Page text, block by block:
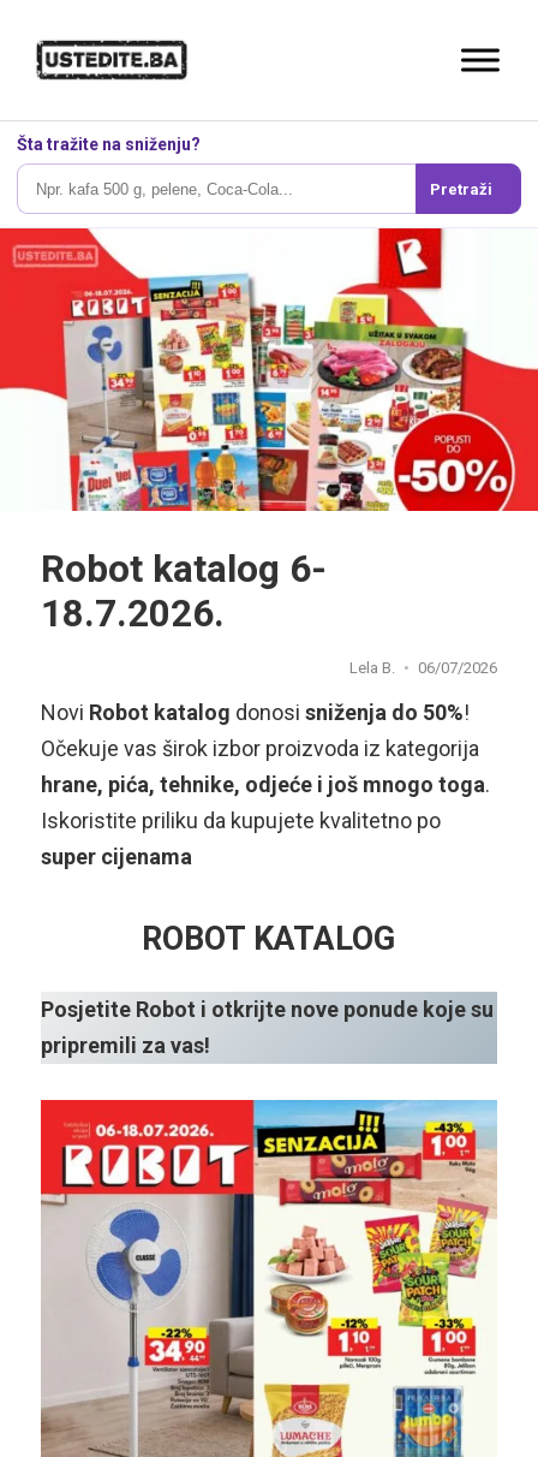
Šta tražite na sniženju?
Pretraži
Robot katalog 6-
18.7.2026.
Lela B. 06/07/2026
Novi Robot katalog donosi sniženja do 50%!
Očekuje vas širok izbor proizvoda iz kategorija
hrane, pića, tehnike, odjeće i još mnogo toga.
Iskoristite priliku da kupujete kvalitetno po
super cijenama
ROBOT KATALOG
Posjetite Robot i otkrijte nove ponude koje su
pripremili za vas!